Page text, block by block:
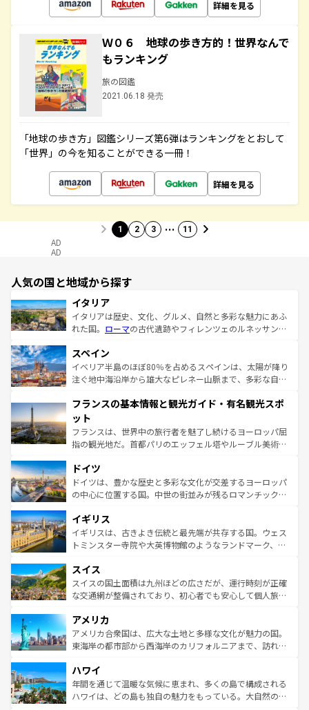
詳細を見る
Ｗ０６ 地球の歩き方的！世界なんで
もランキング
旅の図鑑
2021.06.18 発売
「地球の歩き方」図鑑シリーズ第6弾はランキングをとおして
「世界」の今を知ることができる一冊！
詳細を見る
1 2 3 … 11
AD
AD
人気の国と地域から探す
イタリア
イタリアは歴史、文化、グルメ、自然と多彩な魅力にあふ
れた国。 ローマの古代遺跡やフィレンツェのルネッサンス
ろん、トスカーナの美しい田園風景やアマルフィ海岸の絶
景など、自然景観も見逃せない。観光の合間には、本場の
ピザやパスタなど、絶品のイタリア料理を堪能することも
ませてくれるイタリアで、忘れられない旅をしてみよう！
なお、新着のイタリア情報は
しい。
スペイン
イベリア半島のほぼ80％を占めるスペインは、太陽が降り
注ぐ地中海沿岸から雄大なピレネー山脈まで、多彩な自然
文化が根付くこの国では、情熱的なフラメンコ、熱気あふ
れる闘牛、そして美味しいタパスが生活の一部となってい
る。首都マドリードの洗練された雰囲気や、バルセロナの
アートに溢れた街角から、地方では古代ローマ遺跡や中世
せる。地方によって風土や気候が異なるスペインはその個
性で訪れる人を魅了する。 なお、新着のスペイン情報は コ
ンテンツ一覧を参照してほしい。
フランスの基本情報と観光ガイド・有名観光スポ
ット
フランスは、世界中の旅行者を魅了し続けるヨーロッパ屈
指の観光地だ。首都パリのエッフェル塔やルーブル美術館
で、幅広い魅力が詰まっている。華麗な宮殿、歴史的な大
聖堂、美しいビーチ、そして豊かな自然が、訪れる者を心
から魅了する。また、フランスは美食の国としても知ら
いる。シャンパンの発祥地であるランス、プロヴァンスの
香り高いラベンダー畑など、多彩な楽しみ方が可能だ。さ
らに、パリ以外の地域にも魅力が溢れており、どの街角に
れる地方に足を運ぶとそれぞれで全く異なる文化を体験で
きるだろう。 なお、新着のフランス情報はコンテンツ一覧
を参照してほしい。
ドイツ
ドイツは、豊かな歴史と多彩な文化が交差するヨーロッパ
の中心に位置する国。中世の街並みが残るロマンチック街
顔を持つこの国は、どこを歩いても飽きることがない。ベ
ルリンの文化的活気、バイエルン州のアルプスの絶景、そ
してライン川沿いのワイン畑といった風景は必見。ビール
は、お酒好きな人にはぜひ体験してほしい。 なお、新着の
ドイツ情報はコンテンツ一覧を参照してほしい。
イギリス
イギリスは、古きよき伝統と最先端が共存する国。ウェス
トミンスター寺院や大英博物館のようなランドマーク、歴
リアごとに異なる魅力がある。また、優雅なアフタヌーン
ティー、ビール好きにはたまらない英国パブ、サッカー観
戦など、本場だからこそできる体験も豊富。イギリスを旅
ンツ一覧を参照してほしい。
スイス
スイスの国土面積は九州ほどの広さだが、運行時刻が正確
な交通網が整備されており、初心者でも安心して個人旅行
の建物がそのまま残る町や、スイスならではのユニークな
博物館もあり、アルプス観光だけでなく町歩きも満喫する
ことができる。国民の所得が高いため物価も高いが、旅行
ば市内交通費無料で観光を楽しむこともできる。 なお、新
着のスイス情報はコンテンツ一覧 を参照してほしい。
アメリカ
アメリカ合衆国は、広大な土地と多様な文化が魅力の国。
東海岸の都市部から西海岸のカリフォルニアまで、訪れる
のような巨大都市は、観光、ショッピング、エンターテイ
ンメントが詰まった刺激的なスポットだ。一方、アメリカ
西部には大自然が広がり、グランドキャニオンやイエロー
ハワイ
年間を通じて温暖な気候に恵まれ、多くの島で構成される
ハワイは、どの島も独自の魅力をもっている。大自然の神